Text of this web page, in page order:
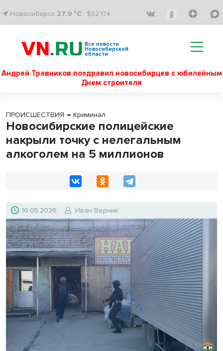
Новосибирск 27.9 °C $82.17↑
Все новости
Новосибирской
области
Андрей Травников поздравил новосибирцев с юбилейным
Днем строителя
ПРОИСШЕСТВИЯ → Криминал
Новосибирские полицейские
накрыли точку с нелегальным
алкоголем на 5 миллионов
16.05.2026 Иван Верник